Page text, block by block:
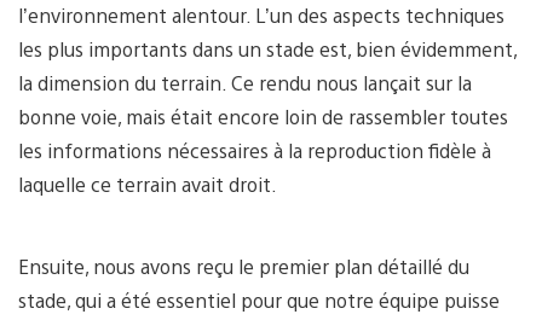
l’environnement alentour. L’un des aspects techniques
les plus importants dans un stade est, bien évidemment,
la dimension du terrain. Ce rendu nous lançait sur la
bonne voie, mais était encore loin de rassembler toutes
les informations nécessaires à la reproduction fidèle à
laquelle ce terrain avait droit.
Ensuite, nous avons reçu le premier plan détaillé du
stade, qui a été essentiel pour que notre équipe puisse